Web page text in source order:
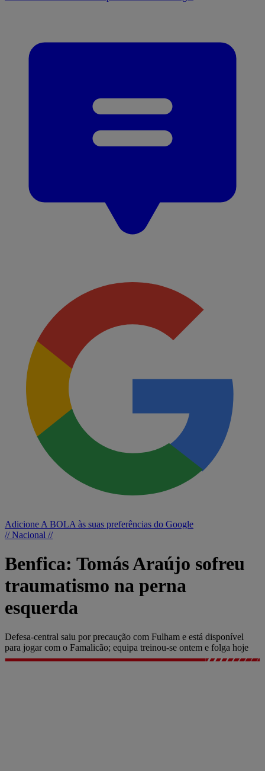
Adicione A BOLA às suas preferências do Google
// Nacional //
Benfica: Tomás Araújo sofreu
traumatismo na perna
esquerda
Defesa-central saiu por precaução com Fulham e está disponível
para jogar com o Famalicão; equipa treinou-se ontem e folga hoje